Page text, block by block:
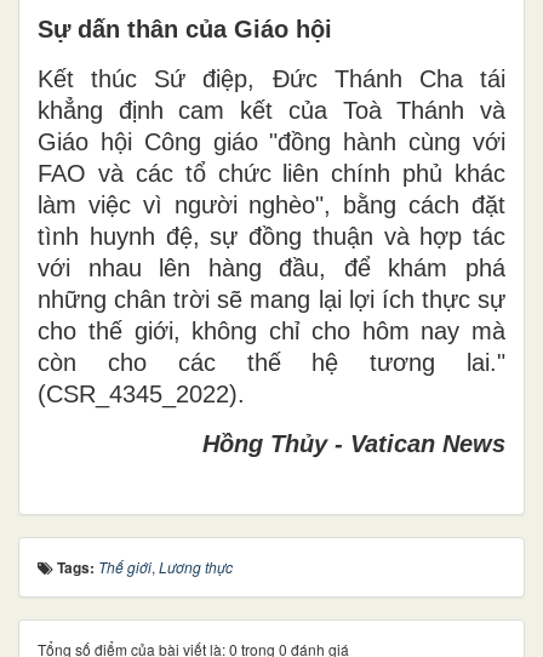
Sự dấn thân của Giáo hội
Kết thúc Sứ điệp, Đức Thánh Cha tái
khẳng định cam kết của Toà Thánh và
Giáo hội Công giáo "đồng hành cùng với
FAO và các tổ chức liên chính phủ khác
làm việc vì người nghèo", bằng cách đặt
tình huynh đệ, sự đồng thuận và hợp tác
với nhau lên hàng đầu, để khám phá
những chân trời sẽ mang lại lợi ích thực sự
cho thế giới, không chỉ cho hôm nay mà
còn cho các thế hệ tương lai."
(CSR_4345_2022).
Hồng Thủy - Vatican News
Tags: Thế giới, Lương thực
Tổng số điểm của bài viết là: 0 trong 0 đánh giá